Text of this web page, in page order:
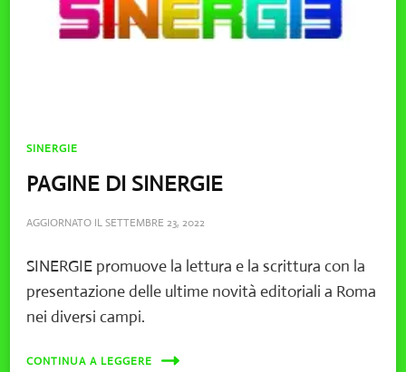
SINERGIE
PAGINE DI SINERGIE
AGGIORNATO ILSETTEMBRE 23, 2022
SINERGIE promuove la lettura e la scrittura con la
presentazione delle ultime novità editoriali a Roma
nei diversi campi.
CONTINUA A LEGGERE